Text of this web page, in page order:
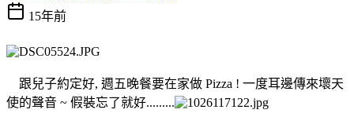
15年前
跟兒子約定好, 週五晚餐要在家做 Pizza ! 一度耳邊傳來壞天
使的聲音 ~ 假裝忘了就好.........